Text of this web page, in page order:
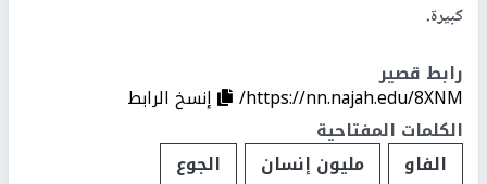
كبيرة.
رابط قصير
https://nn.najah.edu/8XNM/
إنسخ الرابط
الكلمات المفتاحية
الفاو
مليون إنسان الجوع